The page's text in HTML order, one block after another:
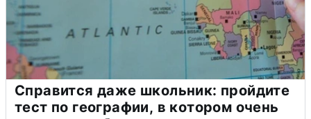
Справится даже школьник: пройдите
тест по географии, в котором очень